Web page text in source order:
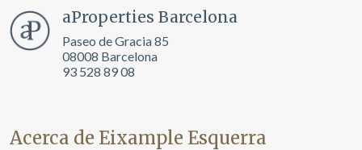
aProperties Barcelona
Paseo de Gracia 85
08008 Barcelona
93 528 89 08
Acerca de Eixample Esquerra